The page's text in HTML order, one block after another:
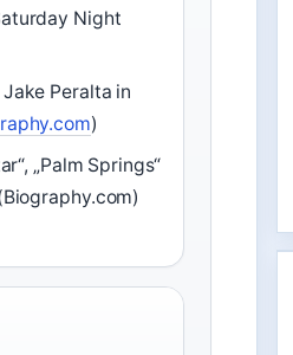
Night
Peralta in
)
„Palm Springs“